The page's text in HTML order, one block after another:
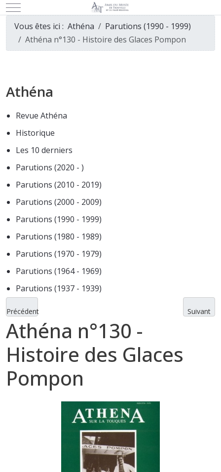
Mobile Menu Toggle
Vous êtes ici : Athéna
Parutions (1990 - 1999)
Athéna n°130 - Histoire des Glaces Pompon
Athéna
Revue Athéna
Historique
Les 10 derniers
Parutions (2020 - )
Parutions (2010 - 2019)
Parutions (2000 - 2009)
Parutions (1990 - 1999)
Parutions (1980 - 1989)
Parutions (1970 - 1979)
Parutions (1964 - 1969)
Parutions (1937 - 1939)
Précédent Suivant
Athéna n°130 -
Histoire des Glaces
Pompon